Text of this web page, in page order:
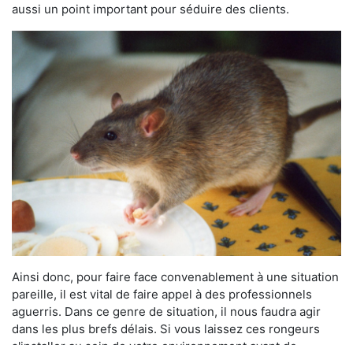
aussi un point important pour séduire des clients.
Ainsi donc, pour faire face convenablement à une situation
pareille, il est vital de faire appel à des professionnels
aguerris. Dans ce genre de situation, il nous faudra agir
dans les plus brefs délais. Si vous laissez ces rongeurs